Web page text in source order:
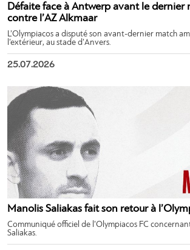
Défaite face à Antwerp avant le dernier
contre l’AZ Alkmaar
L’Olympiacos a disputé son avant-dernier match
l’extérieur, au stade d’Anvers.
25.07.2026
Manolis Saliakas fait son retour à
Communiqué officiel de l’Olympiacos FC
Saliakas.